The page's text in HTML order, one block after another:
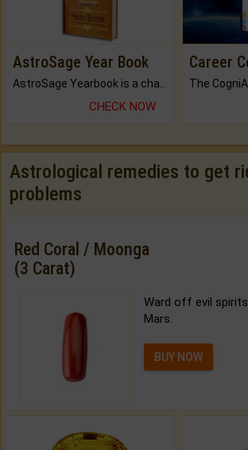
AstroSage Year Book
AstroSage Yearbook is a channel to fulfill your dreams and destiny.
CHECK NOW
Career
Astrological remedies to get
problems
Red Coral / Moonga
(3 Carat)
Ward off evil
Mars.
BUY NOW